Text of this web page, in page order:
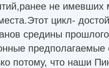
не
цикл-
средины
предполагаемые
потому, что наши